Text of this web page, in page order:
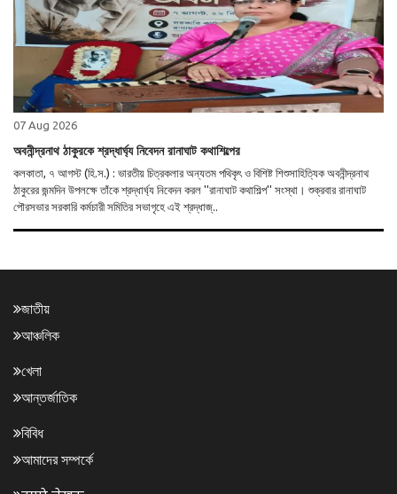
07 Aug 2026
অবনীন্দ্রনাথ ঠাকুরকে শ্রদ্ধার্ঘ্য নিবেদন রানাঘাট কথাশিল্পের
কলকাতা, ৭ আগস্ট (হি.স.) : ভারতীয় চিত্রকলার অন্যতম পথিকৃৎ ও বিশিষ্ট শিশুসাহিত্যিক অবনীন্দ্রনাথ
ঠাকুরের জন্মদিন উপলক্ষে তাঁকে শ্রদ্ধার্ঘ্য নিবেদন করল ''রানাঘাট কথাশিল্প'' সংস্থা। শুক্রবার রানাঘাট
পৌরসভার সরকারি কর্মচারী সমিতির সভাগৃহে এই শ্রদ্ধাজ্..
জাতীয়
আঞ্চলিক
খেলা
আন্তর্জাতিক
বিবিধ
আমাদের সম্পর্কে